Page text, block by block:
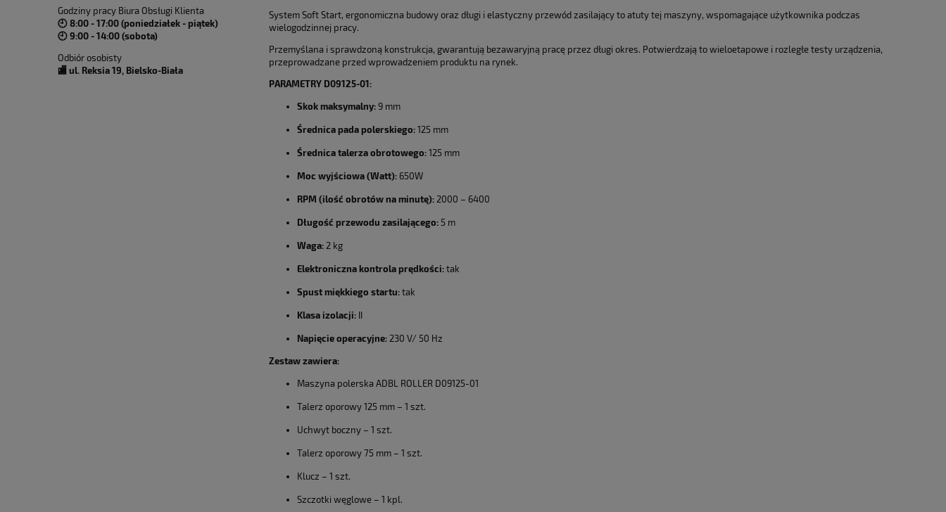
Godziny pracy Biura Obsługi Klienta
🕘 8:00 - 17:00 (poniedziałek - piątek)
🕘 9:00 - 14:00 (sobota)
Odbiór osobisty
🏬 ul. Reksia 19, Bielsko-Biała
System Soft Start, ergonomiczna budowy oraz długi i elastyczny przewód zasilający to atuty tej maszyny, wspomagające użytkownika podczas
wielogodzinnej pracy.
Przemyślana i sprawdzoną konstrukcja, gwarantują bezawaryjną pracę przez długi okres. Potwierdzają to wieloetapowe i rozległe testy urządzenia,
przeprowadzane przed wprowadzeniem produktu na rynek.
PARAMETRY D09125-01:
Skok maksymalny: 9 mm
Średnica pada polerskiego: 125 mm
Średnica talerza obrotowego: 125 mm
Moc wyjściowa (Watt): 650W
RPM (ilość obrotów na minutę): 2000 – 6400
Długość przewodu zasilającego: 5 m
Waga: 2 kg
Elektroniczna kontrola prędkości: tak
Spust miękkiego startu: tak
Klasa izolacji: II
Napięcie operacyjne: 230 V/ 50 Hz
Zestaw zawiera:
Maszyna polerska ADBL ROLLER D09125-01
Talerz oporowy 125 mm – 1 szt.
Uchwyt boczny – 1 szt.
Talerz oporowy 75 mm – 1 szt.
Klucz – 1 szt.
Szczotki węglowe – 1 kpl.